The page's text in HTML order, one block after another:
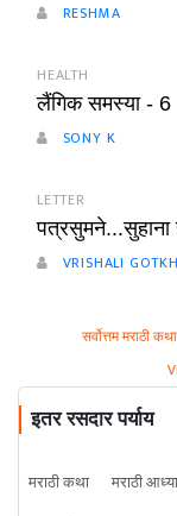
RESHMA
HEALTH
लैंगिक समस्या - 6
SONY K
LETTER
VRISHALI
सर्वोत्तम मराठी कथा
इतर रसदार पर्याय
मराठी कथा मराठी